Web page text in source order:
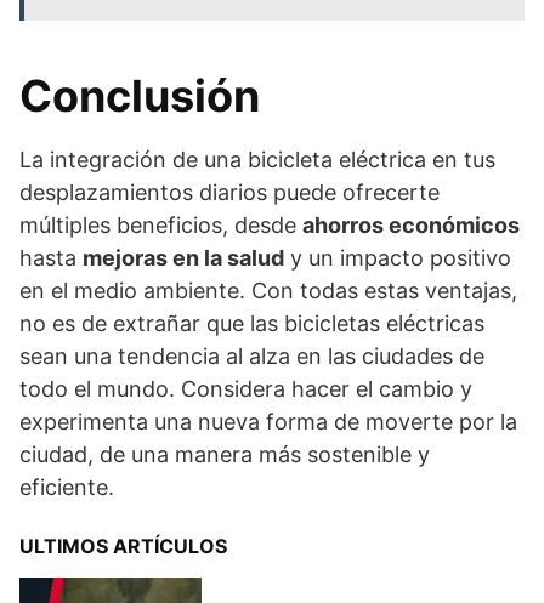
Conclusión
La integración de una bicicleta eléctrica en tus
desplazamientos diarios puede ofrecerte
múltiples beneficios, desde ahorros económicos
hasta mejoras en la salud y un impacto positivo
en el medio ambiente. Con todas estas ventajas,
no es de extrañar que las bicicletas eléctricas
sean una tendencia al alza en las ciudades de
todo el mundo. Considera hacer el cambio y
experimenta una nueva forma de moverte por la
ciudad, de una manera más sostenible y
eficiente.
ULTIMOS ARTÍCULOS